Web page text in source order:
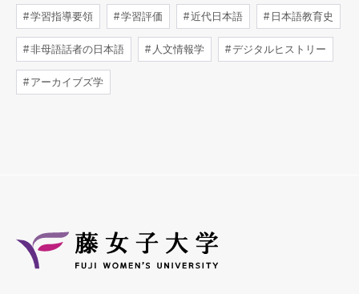
学習指導要領 学習評価 近代日本語 日本語教育史
非母語話者の日本語 人文情報学 デジタルヒストリー
アーカイブズ学